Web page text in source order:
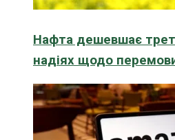
Нафта дешевшає
надіях щодо